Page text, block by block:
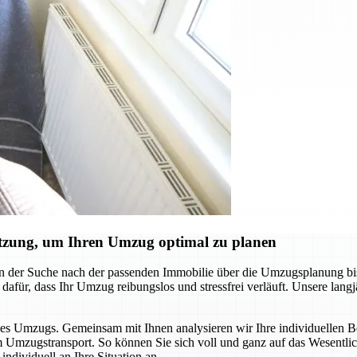
um Ihren Umzug optimal zu planen
Suche nach der passenden Immobilie über die Umzugsplanung
dass Ihr Umzug reibungslos und stressfrei verläuft. Unsere
Umzugs. Gemeinsam mit Ihnen analysieren wir Ihre individuellen
So können Sie sich voll und ganz auf das